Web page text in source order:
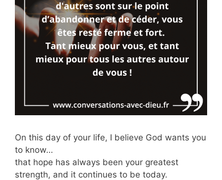
On this day of your life, I believe God wants you
to know…
that hope has always been your greatest
strength, and it continues to be today.